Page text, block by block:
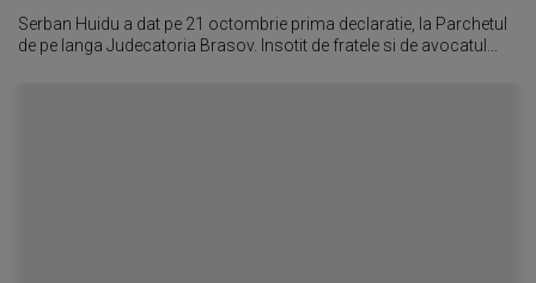
Serban Huidu a dat pe 21 octombrie prima declaratie, la Parchetul
de pe langa Judecatoria Brasov. Insotit de fratele si de avocatul...